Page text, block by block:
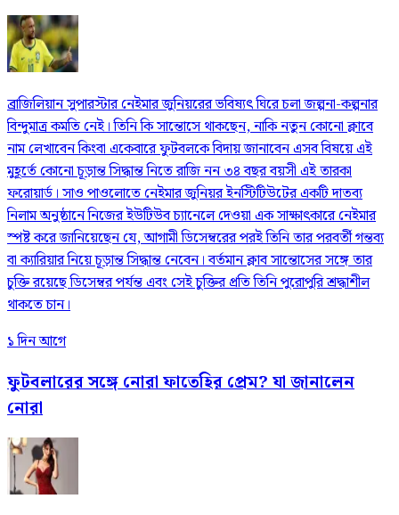
ব্রাজিলিয়ান সুপারস্টার নেইমার জুনিয়রের ভবিষ্যৎ ঘিরে চলা জল্পনা-কল্পনার
বিন্দুমাত্র কমতি নেই। তিনি কি সান্তোসে থাকছেন, নাকি নতুন কোনো ক্লাবে
নাম লেখাবেন কিংবা একেবারে ফুটবলকে বিদায় জানাবেন এসব বিষয়ে এই
মুহূর্তে কোনো চূড়ান্ত সিদ্ধান্ত নিতে রাজি নন ৩৪ বছর বয়সী এই তারকা
ফরোয়ার্ড। সাও পাওলোতে নেইমার জুনিয়র ইনস্টিটিউটের একটি দাতব্য
নিলাম অনুষ্ঠানে নিজের ইউটিউব চ্যানেলে দেওয়া এক সাক্ষাৎকারে নেইমার
স্পষ্ট করে জানিয়েছেন যে, আগামী ডিসেম্বরের পরই তিনি তার পরবর্তী গন্তব্য
বা ক্যারিয়ার নিয়ে চূড়ান্ত সিদ্ধান্ত নেবেন। বর্তমান ক্লাব সান্তোসের সঙ্গে তার
চুক্তি রয়েছে ডিসেম্বর পর্যন্ত এবং সেই চুক্তির প্রতি তিনি পুরোপুরি শ্রদ্ধাশীল
থাকতে চান।
১ দিন আগে
ফুটবলারের সঙ্গে নোরা ফাতেহির প্রেম? যা জানালেন
নোরা